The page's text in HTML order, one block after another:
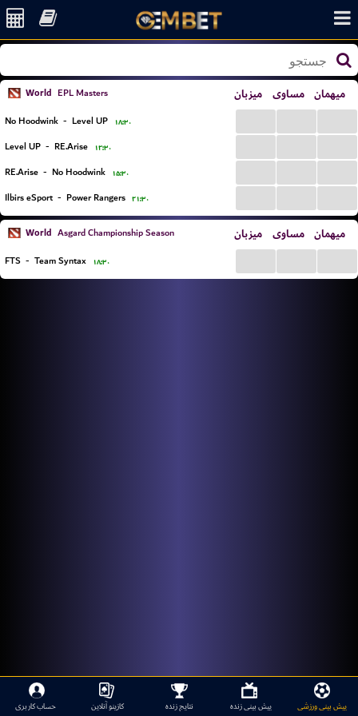
World EPL Masters میزبان مساوی میهمان
No Hoodwink - Level UP ۱۸:۳۰
Level UP - RE.Arise ۱۲:۳۰
RE.Arise - No Hoodwink ۱۵:۳۰
Ilbirs eSport - Power Rangers ۲۱:۳۰
World Asgard Championship Season میزبان مساوی میهمان
FTS - Team Syntax ۱۸:۳۰
پیش بینی ورزشی پیش بینی زنده نتایج زنده کازینو آنلاین حساب کاربری